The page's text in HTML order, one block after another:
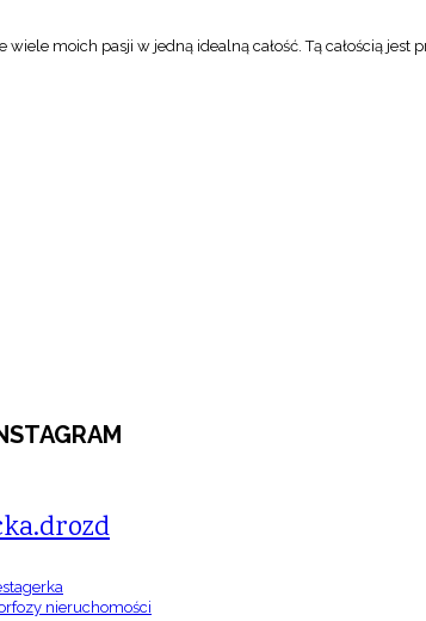
wiele moich pasji w jedną idealną całość. Tą całością
nieruchomości